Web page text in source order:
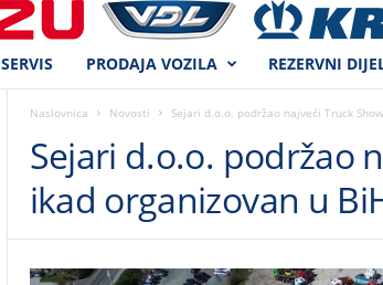
SERVIS PRODAJA VOZILA REZERVNI
Naslovnica Novosti Sejari d.o.o. podržao najveći Truck
Sejari d.o.o. podržao
ikad organizovan u